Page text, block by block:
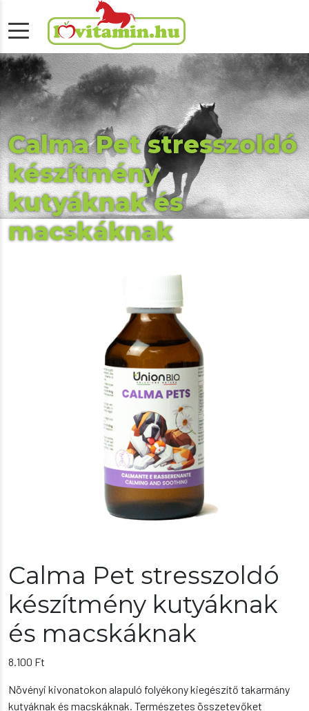
Calma Pet stresszoldó
készítmény
kutyáknak és
macskáknak
Calma Pet stresszoldó
készítmény kutyáknak
és macskáknak
8.100 Ft
Növényi kivonatokon alapuló folyékony kiegészítő takarmány
kutyáknak és macskáknak. Természetes összetevőket